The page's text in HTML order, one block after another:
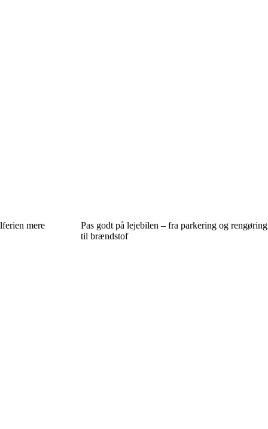
mere
Pas godt på lejebilen – fra parkering og rengøring
til brændstof